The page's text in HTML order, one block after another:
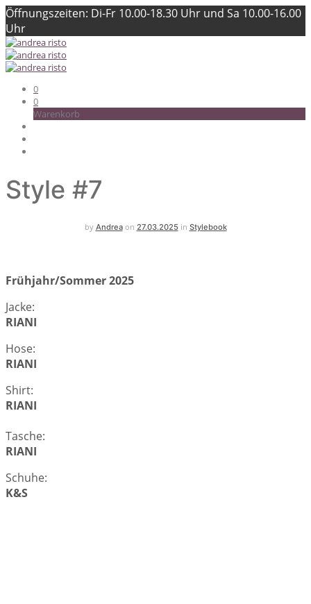
Öffnungszeiten: Di-Fr 10.00-18.30 Uhr und Sa 10.00-16.00
Uhr
0
0
Warenkorb
Style #7
by Andreaon 27.03.2025in Stylebook
Frühjahr/Sommer 2025
Jacke:
RIANI
Hose:
RIANI
Shirt:
RIANI
Tasche:
RIANI
Schuhe:
K&S